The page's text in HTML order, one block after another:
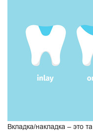
Вкладка/накладка – это